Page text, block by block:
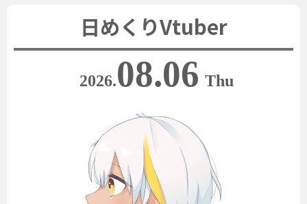
日めくりVtuber
2026.08.06 Thu